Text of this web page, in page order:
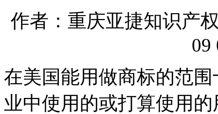
作者：重庆亚捷知识产
09
在美国能用做商标的范
业中使用的或打算使用